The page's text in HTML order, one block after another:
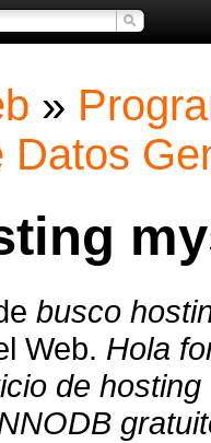
»
Datos
busco
Web. Hola
de